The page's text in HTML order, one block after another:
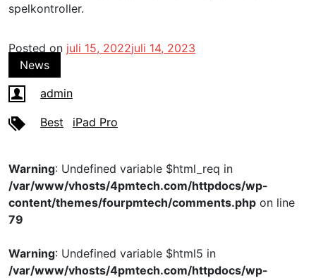
spelkontroller.
Posted on juli 15, 2022juli 14, 2023
News
admin
Best iPad Pro
Warning: Undefined variable $html_req in
/var/www/vhosts/4pmtech.com/httpdocs/wp-
content/themes/fourpmtech/comments.php on line
79
Warning: Undefined variable $html5 in
/var/www/vhosts/4pmtech.com/httpdocs/wp-